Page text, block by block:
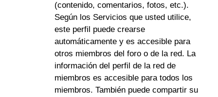
(contenido, comentarios, fotos, etc.).
Según los Servicios que usted utilice,
este perfil puede crearse
automáticamente y es accesible para
otros miembros del foro o de la red. La
información del perfil de la red de
miembros es accesible para todos los
miembros. También puede compartir su